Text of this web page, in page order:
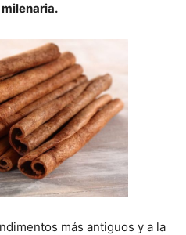
más antiguos y a la